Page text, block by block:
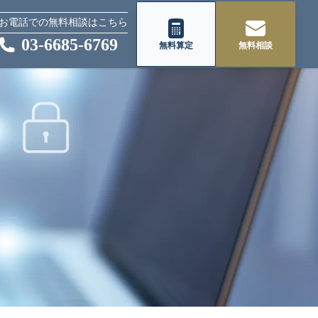
電話での無料相談はこちら
03-6685-6769 無料算定 無料相談